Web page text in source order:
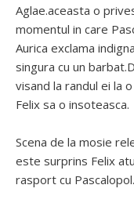
Aglae.aceasta o
momentul in care
Aurica exclama
singura cu un
visand la randul ei la
Felix sa o insoteasca.
Scena de la mosie
este surprins Felix
rasport cu Pascalopol.